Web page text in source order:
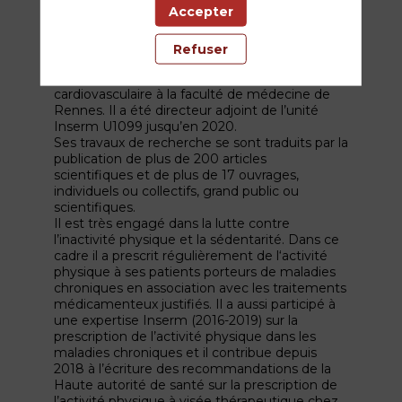
cardiologue et médecin du sport, au CHU de
Rennes. Il a occupé les fonctions de chef de
service de médecine du sport et des
explorations fonctionnelles au CHU de Rennes
cardiovasculaire à la faculté de médecine de
Rennes. Il a été directeur adjoint de l’unité
Inserm U1099 jusqu’en 2020.
Ses travaux de recherche se sont traduits par la
publication de plus de 200 articles
scientifiques et de plus de 17 ouvrages,
individuels ou collectifs, grand public ou
scientifiques.
Il est très engagé dans la lutte contre
l’inactivité physique et la sédentarité. Dans ce
cadre il a prescrit régulièrement de l‘activité
physique à ses patients porteurs de maladies
chroniques en association avec les traitements
médicamenteux justifiés. Il a aussi participé à
une expertise Inserm (2016-2019) sur la
prescription de l’activité physique dans les
maladies chroniques et il contribue depuis
2018 à l’écriture des recommandations de la
Haute autorité de santé sur la prescription de
Accepter
Refuser